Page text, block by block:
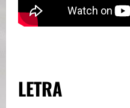
LETRA